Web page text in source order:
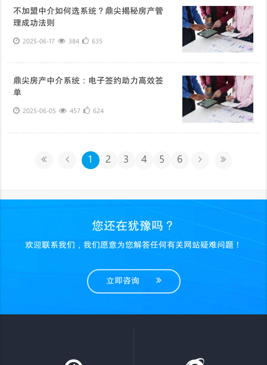
不加盟中介如何选系统？鼎尖揭秘房产管
理成功法则
2025-06-17 384 635
鼎尖房产中介系统：电子签约助力高效签
单
2025-06-05 457 624
1 2 3 4 5 6
您还在犹豫吗？
欢迎联系我们，我们愿意为您解答任何有关网站疑难问题！
立即咨询